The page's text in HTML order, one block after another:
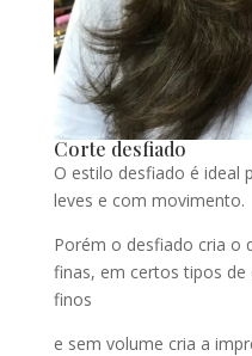
Corte desfiado
O estilo desfiado é ideal
leves e com movimento.
Porém o desfiado cria o
finas, em certos tipos
finos
e sem volume cria a